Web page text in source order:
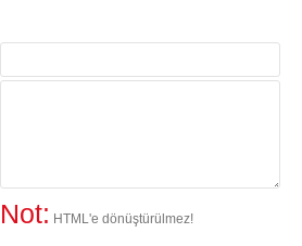
Not: HTML'e dönüştürülmez!